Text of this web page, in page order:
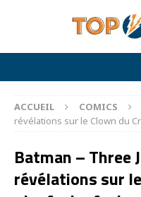
ACCUEIL COMICS
révélations sur le Clown du
Batman – Three
révélations sur